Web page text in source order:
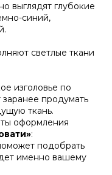
выглядят глубокие
синий,
светлые ткани
изголовье по
продумать
ткань.
оформления
:
подобрать
именно вашему